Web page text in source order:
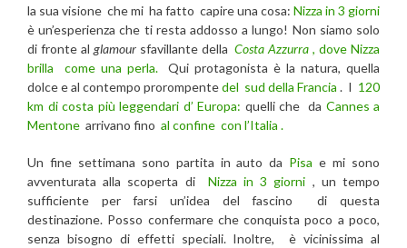
la sua visione che mi ha fatto capire una cosa: Nizza in 3 giorni
è un’esperienza che ti resta addosso a lungo! Non siamo solo
di fronte al glamoursfavillante dellaCosta Azzurra, dove Nizza
brilla come una perla.Qui protagonista è la natura, quella
dolce e al contempo prorompentedel sud della Francia . I 120
km di costa più leggendari d’ Europa: quelli che da Cannes a
Mentone arrivano fino al confine con l’Italia .
Un fine settimana sono partita in auto da Pisa e mi sono
avventurata alla scoperta di Nizza in 3 giorni , un tempo
sufficiente per farsi un’idea del fascino di questa
destinazione. Posso confermare che conquista poco a poco,
senza bisogno di effetti speciali. Inoltre, è vicinissima al